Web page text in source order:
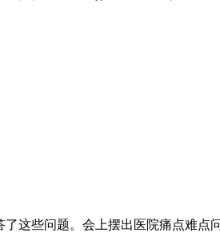
这些问题。会上摆出医院痛点难